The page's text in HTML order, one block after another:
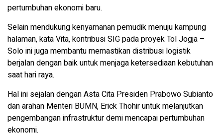
pertumbuhan ekonomi baru.
Selain mendukung kenyamanan pemudik menuju kampung
halaman, kata Vita, kontribusi SIG pada proyek Tol Jogja –
Solo ini juga membantu memastikan distribusi logistik
berjalan dengan baik untuk menjaga ketersediaan kebutuhan
saat hari raya.
Hal ini sejalan dengan Asta Cita Presiden Prabowo Subianto
dan arahan Menteri BUMN, Erick Thohir untuk melanjutkan
pengembangan infrastruktur demi mencapai pertumbuhan
ekonomi.